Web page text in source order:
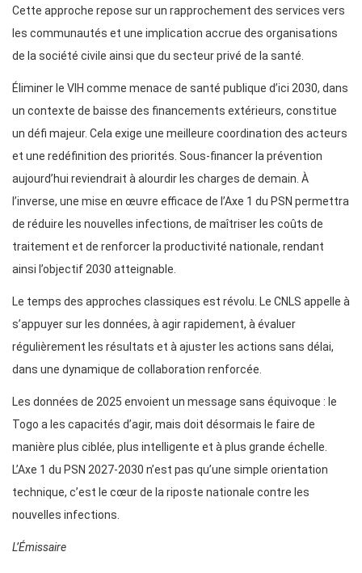
Cette approche repose sur un rapprochement des services vers
les communautés et une implication accrue des organisations
de la société civile ainsi que du secteur privé de la santé.
Éliminer le VIH comme menace de santé publique d’ici 2030, dans
un contexte de baisse des financements extérieurs, constitue
un défi majeur. Cela exige une meilleure coordination des acteurs
et une redéfinition des priorités. Sous-financer la prévention
aujourd’hui reviendrait à alourdir les charges de demain. À
l’inverse, une mise en œuvre efficace de l’Axe 1 du PSN permettra
de réduire les nouvelles infections, de maîtriser les coûts de
traitement et de renforcer la productivité nationale, rendant
ainsi l’objectif 2030 atteignable.
Le temps des approches classiques est révolu. Le CNLS appelle à
s’appuyer sur les données, à agir rapidement, à évaluer
régulièrement les résultats et à ajuster les actions sans délai,
dans une dynamique de collaboration renforcée.
Les données de 2025 envoient un message sans équivoque : le
Togo a les capacités d’agir, mais doit désormais le faire de
manière plus ciblée, plus intelligente et à plus grande échelle.
L’Axe 1 du PSN 2027-2030 n’est pas qu’une simple orientation
technique, c’est le cœur de la riposte nationale contre les
nouvelles infections.
L’Émissaire